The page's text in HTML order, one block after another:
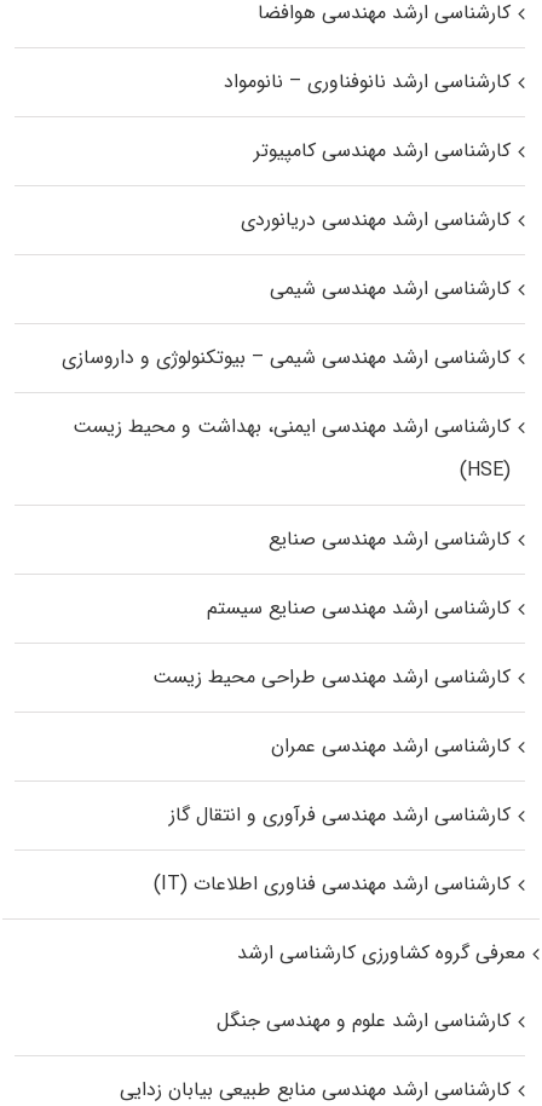
کارشناسی ارشد مهندسی هوافضا
کارشناسی ارشد نانوفناوری – نانومواد
کارشناسی ارشد مهندسی کامپیوتر
کارشناسی ارشد مهندسی دریانوردی
کارشناسی ارشد مهندسی شیمی
کارشناسی ارشد مهندسی شیمی – بیوتکنولوژی و داروسازی
کارشناسی ارشد مهندسی ایمنی، بهداشت و محیط زیست
(HSE)
کارشناسی ارشد مهندسی صنایع
کارشناسی ارشد مهندسی صنایع سیستم
کارشناسی ارشد مهندسی طراحی محیط زیست
کارشناسی ارشد مهندسی عمران
کارشناسی ارشد مهندسی فرآوری و انتقال گاز
کارشناسی ارشد مهندسی فناوری اطلاعات (IT)
معرفی گروه کشاورزی کارشناسی ارشد
کارشناسی ارشد علوم و مهندسی جنگل
کارشناسی ارشد مهندسی منابع طبیعی بیابان زدایی